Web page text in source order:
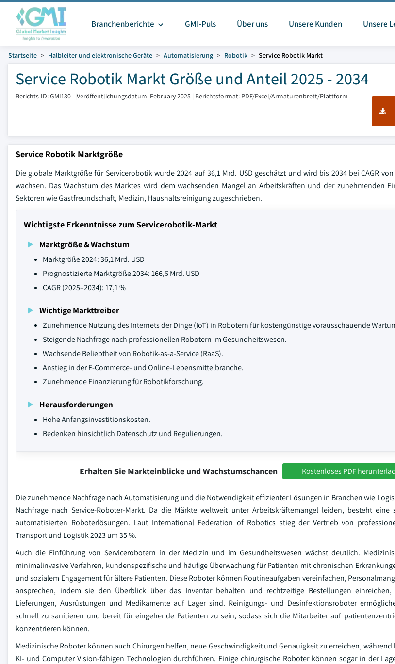
Branchenberichte GMI-Puls Über uns Unsere Kunden Unsere
Startseite Halbleiter und elektronische Geräte Automatisierung Robotik Service Robotik Markt
Service Robotik Markt Größe und Anteil 2025 - 2034
Berichts-ID: GMI130 |Veröffentlichungsdatum: February 2025 | Berichtsformat: PDF/Excel/Armaturenbrett/Plattform
Service Robotik Marktgröße
Die globale Marktgröße für Servicerobotik wurde 2024 auf 36,1 Mrd. USD geschätzt und wird bis 2034 bei CAGR von
wachsen. Das Wachstum des Marktes wird dem wachsenden Mangel an Arbeitskräften und der zunehmenden
Sektoren wie Gastfreundschaft, Medizin, Haushaltsreinigung zugeschrieben.
Wichtigste Erkenntnisse zum Servicerobotik-Markt
Marktgröße & Wachstum
Marktgröße 2024: 36,1 Mrd. USD
Prognostizierte Marktgröße 2034: 166,6 Mrd. USD
CAGR (2025–2034): 17,1 %
Wichtige Markttreiber
Zunehmende Nutzung des Internets der Dinge (IoT) in Robotern für kostengünstige vorausschauende
Steigende Nachfrage nach professionellen Robotern im Gesundheitswesen.
Wachsende Beliebtheit von Robotik-as-a-Service (RaaS).
Anstieg in der E-Commerce- und Online-Lebensmittelbranche.
Zunehmende Finanzierung für Robotikforschung.
Herausforderungen
Hohe Anfangsinvestitionskosten.
Bedenken hinsichtlich Datenschutz und Regulierungen.
Erhalten Sie Markteinblicke und Wachstumschancen Kostenloses PDF
Die zunehmende Nachfrage nach Automatisierung und die Notwendigkeit effizienter Lösungen in Branchen wie
Nachfrage nach Service-Roboter-Markt. Da die Märkte weltweit unter Arbeitskräftemangel leiden, besteht eine
automatisierten Roboterlösungen. Laut International Federation of Robotics stieg der Vertrieb von
Transport und Logistik 2023 um 35 %.
Auch die Einführung von Servicerobotern in der Medizin und im Gesundheitswesen wächst deutlich.
minimalinvasive Verfahren, kundenspezifische und häufige Überwachung für Patienten mit chronischen
und sozialem Engagement für ältere Patienten. Diese Roboter können Routineaufgaben vereinfachen,
ansprechen, indem sie den Überblick über das Inventar behalten und rechtzeitige Bestellungen einreichen,
Lieferungen, Ausrüstungen und Medikamente auf Lager sind. Reinigungs- und Desinfektionsroboter
schnell zu sanitieren und bereit für eingehende Patienten zu sein, sodass sich die Mitarbeiter auf
konzentrieren können.
Medizinische Roboter können auch Chirurgen helfen, neue Geschwindigkeit und Genauigkeit zu erreichen,
KI- und Computer Vision-fähigen Technologien durchführen. Einige chirurgische Roboter können sogar in der